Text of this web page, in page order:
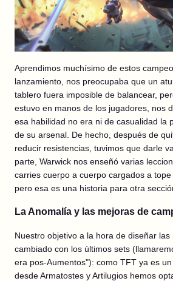
Aprendimos muchísimo de estos
lanzamiento, nos preocupaba que un
tablero fuera imposible de balancear,
estuvo en manos de los jugadores, nos
esa habilidad no era ni de casualidad la
de su arsenal. De hecho, después de
reducir resistencias, tuvimos que darle
parte, Warwick nos enseñó varias
carries cuerpo a cuerpo cargados a tope
pero esa es una historia para otra
La Anomalía y las mejoras de
Nuestro objetivo a la hora de diseñar las
cambiado con los últimos sets
era pos-Aumentos"): como TFT ya es un
desde Armatostes y Artilugios hemos